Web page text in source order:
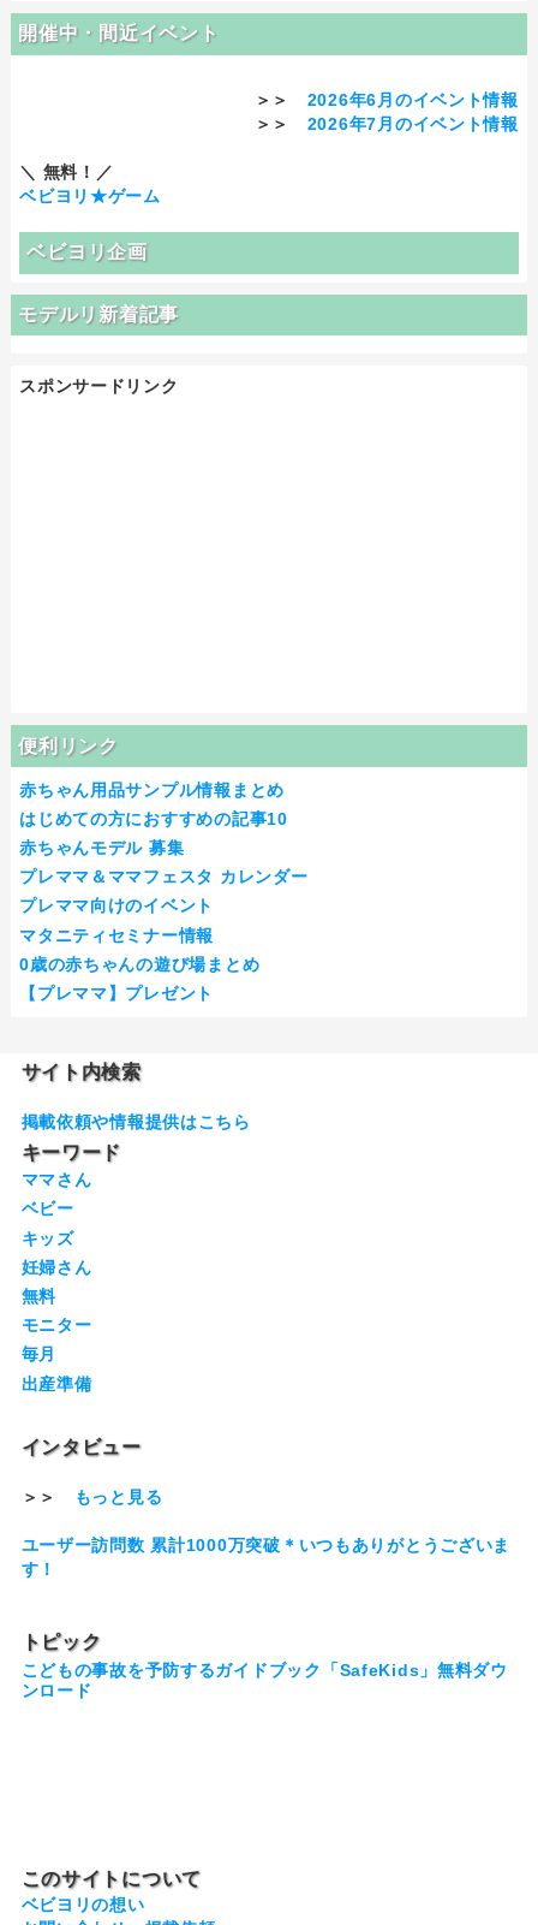
開催中・間近イベント
＞＞ 2026年6月のイベント情報
＞＞ 2026年7月のイベント情報
＼ 無料！／
ベビヨリ★ゲーム
ベビヨリ企画
モデルリ新着記事
スポンサードリンク
便利リンク
赤ちゃん用品サンプル情報まとめ
はじめての方におすすめの記事10
赤ちゃんモデル 募集
プレママ＆ママフェスタ カレンダー
プレママ向けのイベント
マタニティセミナー情報
0歳の赤ちゃんの遊び場まとめ
【プレママ】プレゼント
サイト内検索
掲載依頼や情報提供はこちら
キーワード
ママさん
ベビー
キッズ
妊婦さん
無料
モニター
毎月
出産準備
インタビュー
＞＞ もっと見る
ユーザー訪問数 累計1000万突破＊いつもありがとうございま
す！
トピック
こどもの事故を予防するガイドブック「SafeKids」無料ダウ
ンロード
このサイトについて
ベビヨリの想い